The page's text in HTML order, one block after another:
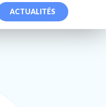
ACTUALITÉS